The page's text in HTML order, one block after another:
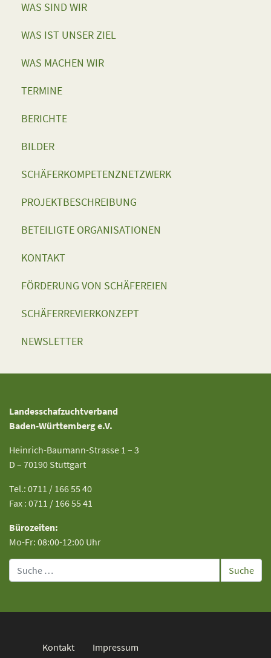
WAS SIND WIR
WAS IST UNSER ZIEL
WAS MACHEN WIR
TERMINE
BERICHTE
BILDER
SCHÄFERKOMPETENZNETZWERK
PROJEKTBESCHREIBUNG
BETEILIGTE ORGANISATIONEN
KONTAKT
FÖRDERUNG VON SCHÄFEREIEN
SCHÄFERREVIERKONZEPT
NEWSLETTER
Landesschafzuchtverband
Baden-Württemberg e.V.
Heinrich-Baumann-Strasse 1 – 3
D – 70190 Stuttgart
Tel.: 0711 / 166 55 40
Fax : 0711 / 166 55 41
Bürozeiten:
Mo-Fr: 08:00-12:00 Uhr
Suche
Kontakt
Impressum